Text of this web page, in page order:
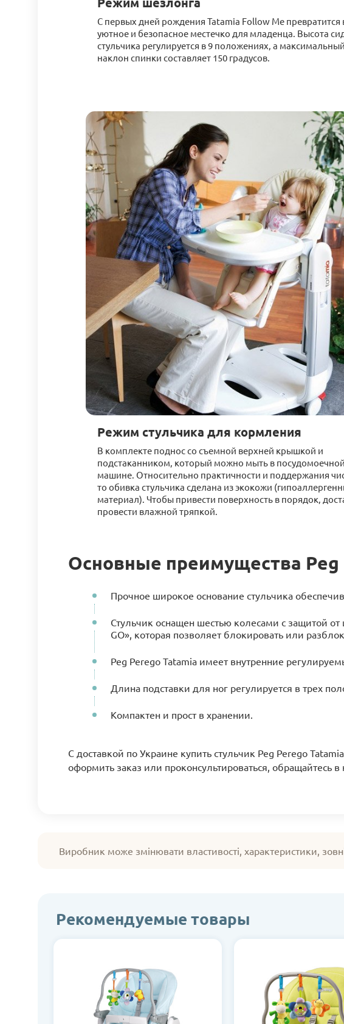
С первых дней рождения Tatamia Follow Me превратится
уютное и безопасное местечко для младенца. Высота
стульчика регулируется в 9 положениях, а максимальный
наклон спинки составляет 150 градусов.
Режим стульчика для кормления
В комплекте поднос со съемной верхней крышкой и
подстаканником, который можно мыть в посудомоечной
машине. Относительно практичности и поддержания
то обивка стульчика сделана из экокожи
материал). Чтобы привести поверхность в порядок,
провести влажной тряпкой.
Основные преимущества Peg
Прочное широкое основание стульчика
Стульчик оснащен шестью колесами с защитой
GO», которая позволяет блокировать или
Peg Perego Tatamia имеет внутренние
Длина подставки для ног регулируется в трех
Компактен и прост в хранении.
С доставкой по Украине купить стульчик Peg Perego
оформить заказ или проконсультироваться, обращайтесь
Виробник може змінювати властивості, характеристики,
Рекомендуемые товары